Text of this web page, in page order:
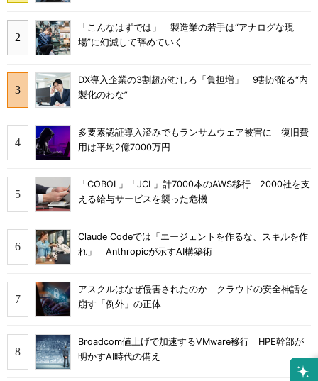
「こんなはずでは」 製造業の若手は“アナログな現
場”に幻滅して辞めていく
DX導入企業の3割超がむしろ「負担増」 9割が陥る“内
製化のわな”
多要素認証導入済みでもランサムウェア被害に 復旧費
用は平均2億7000万円
「COBOL」「JCL」計7000本のAWS移行 2000社を支
える給与サービスを襲った危機
Claude Codeでは「エージェントを作るな、スキルを作
れ」 Anthropicが示すAI構築術
アスクルはなぜ侵害されたのか クラウドの安全神話を
崩す「例外」の正体
Broadcom値上げで加速するVMware移行 HPE幹部が
明かすAI時代の備え